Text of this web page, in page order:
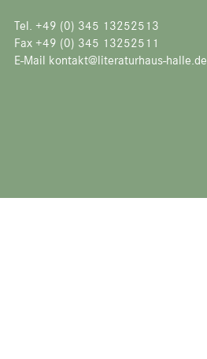
Tel. +49 (0) 345 13252513
Fax +49 (0) 345 13252511
E-Mail kontakt@literaturhaus-halle.de